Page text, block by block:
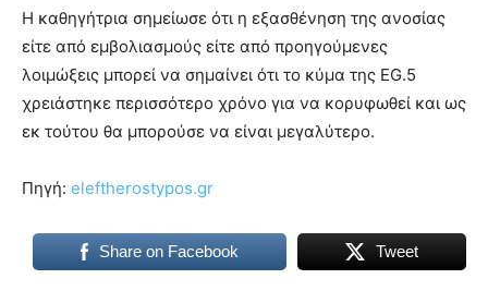
Η καθηγήτρια σημείωσε ότι η εξασθένηση της ανοσίας
είτε από εμβολιασμούς είτε από προηγούμενες
λοιμώξεις μπορεί να σημαίνει ότι το κύμα της EG.5
χρειάστηκε περισσότερο χρόνο για να κορυφωθεί και ως
εκ τούτου θα μπορούσε να είναι μεγαλύτερο.
Πηγή: eleftherostypos.gr
Share on Facebook Tweet